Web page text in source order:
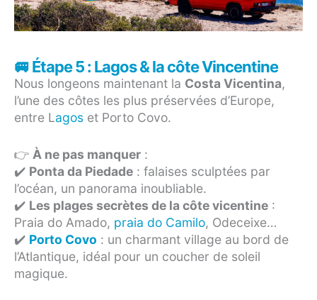
🚐 Étape 5 : Lagos & la côte Vincentine
Nous longeons maintenant la Costa Vicentina,
l’une des côtes les plus préservées d’Europe,
entre Lagos et Porto Covo.
👉 À ne pas manquer :
✔️ Ponta da Piedade : falaises sculptées par
l’océan, un panorama inoubliable.
✔️ Les plages secrètes de la côte vicentine :
Praia do Amado, praia do Camilo, Odeceixe…
✔️ Porto Covo : un charmant village au bord de
l’Atlantique, idéal pour un coucher de soleil
magique.